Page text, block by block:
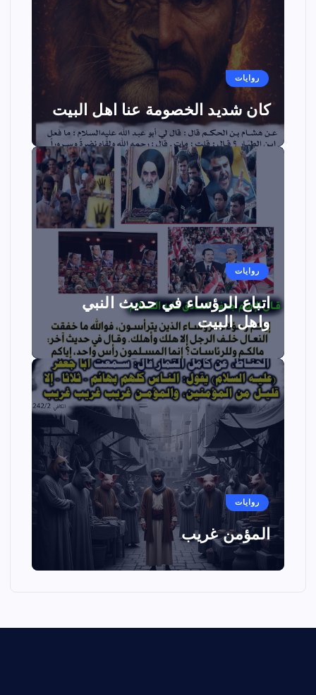
روايات
كان شديد الخصومة عنا اهل البيت
روايات
اتباع الرؤساء في حديث النبي
واهل البيت
روايات
المؤمن غريب